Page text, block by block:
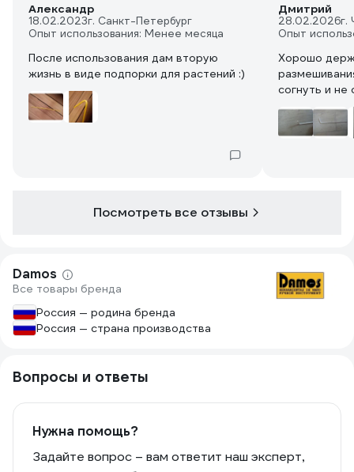
Александр
18.02.2023г. Санкт-Петербург
Опыт использования: Менее месяца
После использования дам вторую
жизнь в виде подпорки для растений :)
Дмитрий
28.02.2026г.
Опыт
Хорошо
согнуть и не
Посмотреть все отзывы
Damos
Все товары бренда
Россия — родина бренда
Россия — страна производства
Вопросы и ответы
Нужна помощь?
Задайте вопрос – вам ответит наш эксперт,